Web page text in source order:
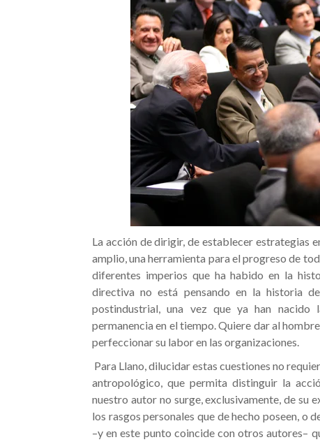
La acción de dirigir, de establecer estrategias
amplio, una herramienta para el progreso de
diferentes imperios que ha habido en la
directiva no está pensando en la historia
postindustrial, una vez que ya han nacido
permanencia en el tiempo. Quiere dar al
perfeccionar su labor en las organizaciones.
Para Llano, dilucidar estas cuestiones no
antropológico, que permita distinguir la
nuestro autor no surge, exclusivamente, de su
los rasgos personales que de hecho poseen, o
–y en este punto coincide con otros autores–